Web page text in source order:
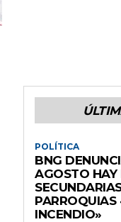
POLÍTICA
BNG
AGOSTO HAY
PARROQUIAS
INCENDIO»